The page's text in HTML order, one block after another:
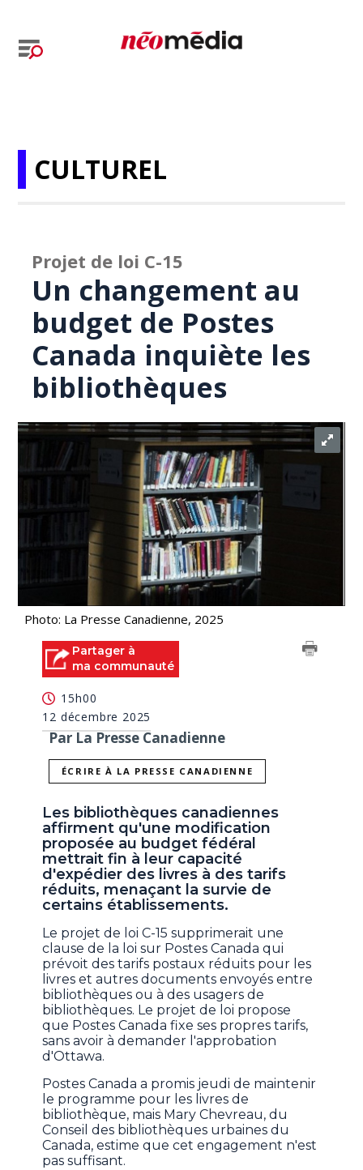
CULTUREL
Projet de loi C-15
Un changement au
budget de Postes
Canada inquiète les
bibliothèques
Photo: La Presse Canadienne, 2025
Partager à
ma communauté
15h00
12 décembre 2025
Par La Presse Canadienne
ÉCRIRE À LA PRESSE CANADIENNE
Les bibliothèques canadiennes
affirment qu'une modification
proposée au budget fédéral
mettrait fin à leur capacité
d'expédier des livres à des tarifs
réduits, menaçant la survie de
certains établissements.
Le projet de loi C-15 supprimerait une
clause de la loi sur Postes Canada qui
prévoit des tarifs postaux réduits pour les
livres et autres documents envoyés entre
bibliothèques ou à des usagers de
bibliothèques. Le projet de loi propose
que Postes Canada fixe ses propres tarifs,
sans avoir à demander l'approbation
d'Ottawa.
Postes Canada a promis jeudi de maintenir
le programme pour les livres de
bibliothèque, mais Mary Chevreau, du
Conseil des bibliothèques urbaines du
Canada, estime que cet engagement n'est
pas suffisant.